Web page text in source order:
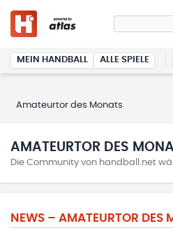
MEIN HANDBALL ALLE SPIELE
Amateurtor des Monats
AMATEURTOR DES
Die Community von handball.net
NEWS – AMATEURTOR DES